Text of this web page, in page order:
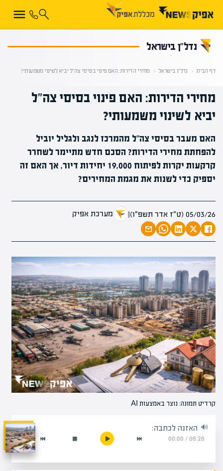
נדל”ן בישראל
דף הבית ‹ נדל”ן בישראל ‹ מחירי הדירות: האם פינוי בסיסי צה"ל יביא לשינוי משמעותי?
מחירי הדירות: האם פינוי בסיסי צה"ל
יביא לשינוי משמעותי?
האם מעבר בסיסי צה"ל מהמרכז לנגב ולגליל יוביל
להפחתת מחירי הדירות? הסכם חדש מתיימר לשחרר
קרקעות יקרות לפיתוח 19,000 יחידות דיור, אך האם זה
יספיק כדי לשנות את מגמת המחירים?
05/03/26 (ט״ז אדר תשפ״ו) | מערכת אפיק
קרדיט תמונה: נוצר באמצעות AI
האזנה לכתבה:
08:28
/
00:00